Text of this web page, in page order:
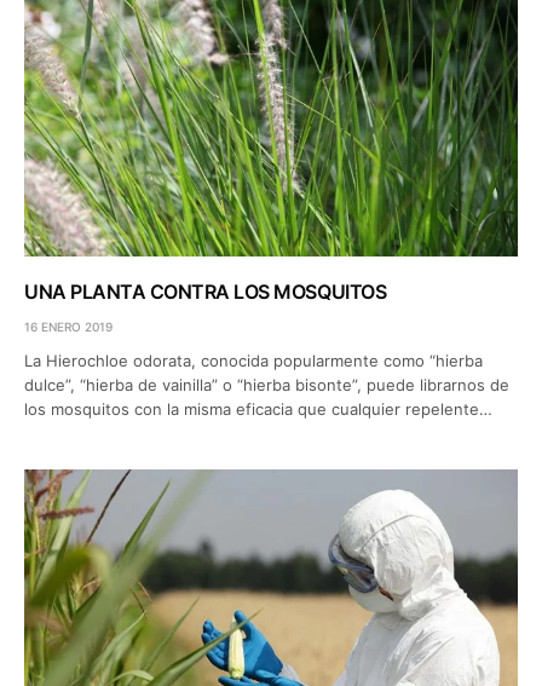
UNA PLANTA CONTRA LOS MOSQUITOS
16 ENERO 2019
La Hierochloe odorata, conocida popularmente como “hierba
dulce”, “hierba de vainilla” o “hierba bisonte”, puede librarnos de
los mosquitos con la misma eficacia que cualquier repelente…